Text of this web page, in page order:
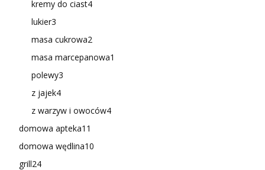
kremy do ciast4
lukier3
masa cukrowa2
masa marcepanowa1
polewy3
z jajek4
z warzyw i owoców4
domowa apteka11
domowa wędlina10
grill24